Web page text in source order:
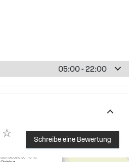
05:00 - 22:00
Schreibe eine Bewertung
Schloßstraße 161a
×